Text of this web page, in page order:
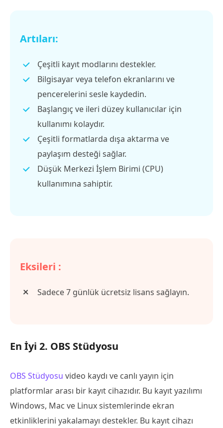
Artıları:
Çeşitli kayıt modlarını destekler.
Bilgisayar veya telefon ekranlarını ve
pencerelerini sesle kaydedin.
Başlangıç ve ileri düzey kullanıcılar için
kullanımı kolaydır.
Çeşitli formatlarda dışa aktarma ve
paylaşım desteği sağlar.
Düşük Merkezi İşlem Birimi (CPU)
kullanımına sahiptir.
Eksileri :
Sadece 7 günlük ücretsiz lisans sağlayın.
En İyi 2. OBS Stüdyosu
OBS Stüdyosu video kaydı ve canlı yayın için
platformlar arası bir kayıt cihazıdır. Bu kayıt yazılımı
Windows, Mac ve Linux sistemlerinde ekran
etkinliklerini yakalamayı destekler. Bu kayıt cihazı